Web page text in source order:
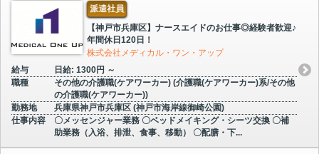
派遣社員
【神戸市兵庫区】ナースエイドのお仕事◎経験者歓迎♪
年間休日120日！
株式会社メディカル・ワン・アップ
給与
日給: 1300円 ～
職種
その他の介護職(ケアワーカー) (介護職(ケアワーカー)系/その他
の介護職(ケアワーカー))
勤務地
兵庫県神戸市兵庫区 (神戸市海岸線御崎公園)
仕事内容
〇メッセンジャー業務 〇ベッドメイキング・シーツ交換 〇補
助業務（入浴、排泄、食事、移動） 〇配膳・下...